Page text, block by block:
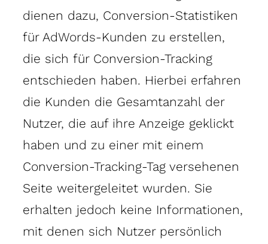
dienen dazu, Conversion-Statistiken
für AdWords-Kunden zu erstellen,
die sich für Conversion-Tracking
entschieden haben. Hierbei erfahren
die Kunden die Gesamtanzahl der
Nutzer, die auf ihre Anzeige geklickt
haben und zu einer mit einem
Conversion-Tracking-Tag versehenen
Seite weitergeleitet wurden. Sie
erhalten jedoch keine Informationen,
mit denen sich Nutzer persönlich